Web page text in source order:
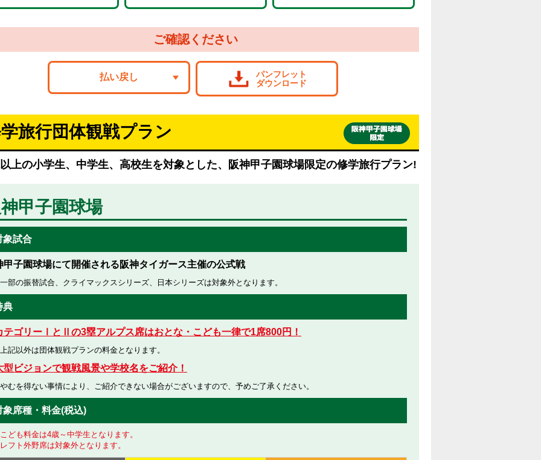
ご確認ください
払い戻し
パンフレット
ダウンロード
旅行団体観戦プラン
上の小学生、中学生、高校生を対象とした、阪神甲子園球場限定の修学旅行プラン!
甲子園球場
象試合
甲子園球場にて開催される阪神タイガース主催の公式戦
部の振替試合、クライマックスシリーズ、日本シリーズは対象外となります。
典
ゴリーⅠとⅡの3塁アルプス席はおとな・こども一律で1席800円！
記以外は団体観戦プランの料金となります。
ビジョンで観戦風景や学校名をご紹介！
むを得ない事情により、ご紹介できない場合がございますので、予めご了承ください。
象席種・料金(税込)
ども料金は4歳～中学生となります。
フト外野席は対象外となります。